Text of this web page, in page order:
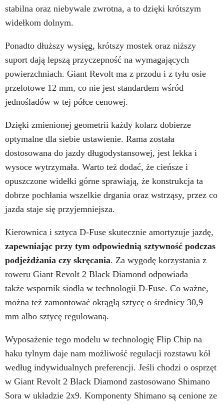
stabilna oraz niebywale zwrotna, a to dzięki krótszym
widełkom dolnym.
Ponadto dłuższy wysięg, krótszy mostek oraz niższy
suport dają lepszą przyczepność na wymagających
powierzchniach. Giant Revolt ma z przodu i z tyłu osie
przelotowe 12 mm, co nie jest standardem wśród
jednośladów w tej półce cenowej.
Dzięki zmienionej geometrii każdy kolarz dobierze
optymalne dla siebie ustawienie. Rama została
dostosowana do jazdy długodystansowej, jest lekka i
wysoce wytrzymała. Warto też dodać, że cieńsze i
opuszczone widełki górne sprawiają, że konstrukcja ta
dobrze pochłania wszelkie drgania oraz wstrząsy, przez co
jazda staje się przyjemniejsza.
Kierownica i sztyca D-Fuse skutecznie amortyzuje jazdę,
zapewniając przy tym odpowiednią sztywność podczas
podjeżdżania czy skręcania. Za wygodę korzystania z
roweru Giant Revolt 2 Black Diamond odpowiada
także wspornik siodła w technologii D-Fuse. Co ważne,
można też zamontować okrągłą sztycę o średnicy 30,9
mm albo sztycę regulowaną.
Wyposażenie tego modelu w technologię Flip Chip na
haku tylnym daje nam możliwość regulacji rozstawu kół
według indywidualnych preferencji. Jeśli chodzi o osprzęt
w Giant Revolt 2 Black Diamond zastosowano Shimano
Sora w układzie 2x9. Komponenty Shimano są cenione ze